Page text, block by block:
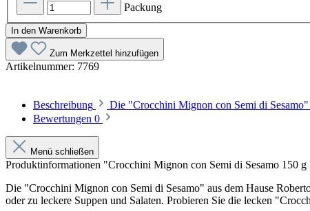
Packung
In den Warenkorb
Zum Merkzettel hinzufügen
Artikelnummer: 7769
Beschreibung Die "Crocchini Mignon con Semi di
Bewertungen 0
Menü schließen
Produktinformationen "Crocchini Mignon con Semi di Sesamo 150
Die "Crocchini Mignon con Semi di Sesamo" aus dem Hause
oder zu leckere Suppen und Salaten. Probieren Sie die lecken